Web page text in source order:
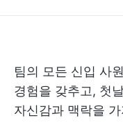
팀의 모든 신입 사
경험을 갖추고, 첫
자신감과 맥락을